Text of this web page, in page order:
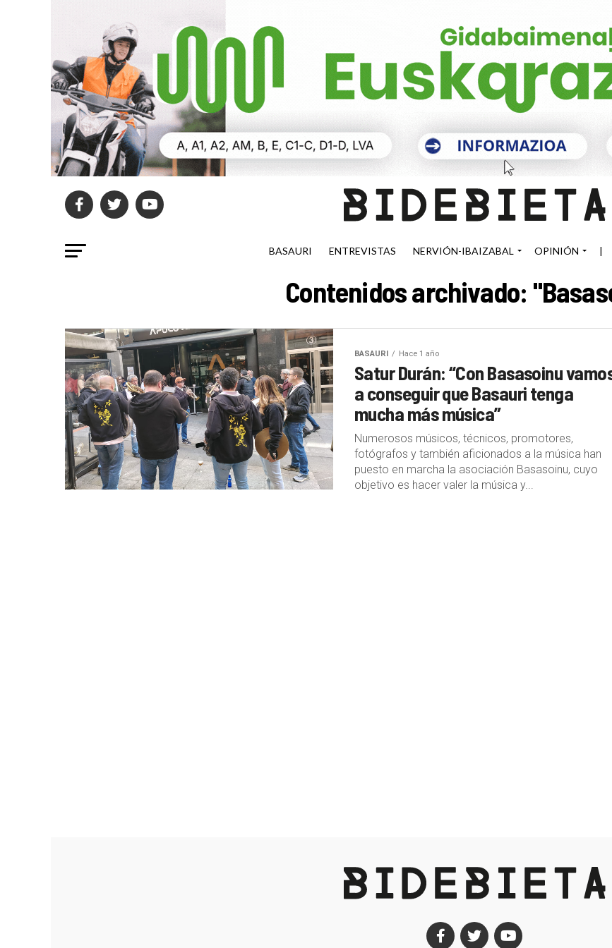
BASAURI ENTREVISTAS NERVIÓN-IBAIZABAL OPINIÓN |
Contenidos archivado:
BASAURI Hace 1 año
Satur Durán: “Con Basasoinu
a conseguir que Basauri tenga
mucha más música”
Numerosos músicos, técnicos, promotores,
fotógrafos y también aficionados a la música han
puesto en marcha la asociación Basasoinu, cuyo
objetivo es hacer valer la música y...